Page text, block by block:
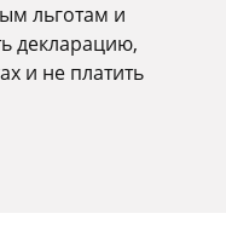
льготам и
декларацию,
и не платить